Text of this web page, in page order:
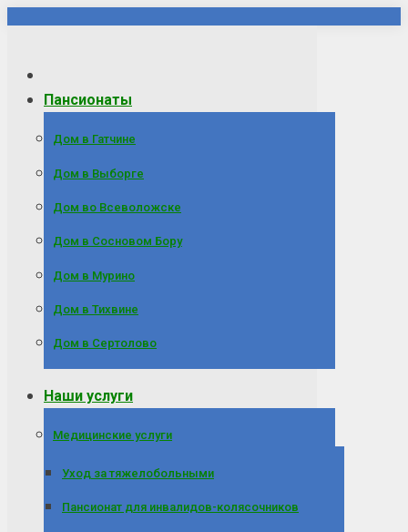
Пансионаты
Дом в Гатчине
Дом в Выборге
Дом во Всеволожске
Дом в Сосновом Бору
Дом в Мурино
Дом в Тихвине
Дом в Сертолово
Наши услуги
Медицинские услуги
Уход за тяжелобольными
Пансионат для инвалидов-колясочников